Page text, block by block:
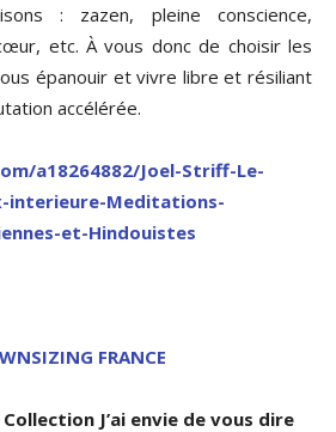
: zazen, pleine conscience,
etc. À vous donc de choisir les
épanouir et vivre libre et résiliant
accélérée.
a18264882/Joel-Striff-Le-
interieure-Meditations-
et-Hindouistes
FRANCE
J’ai envie de vous dire